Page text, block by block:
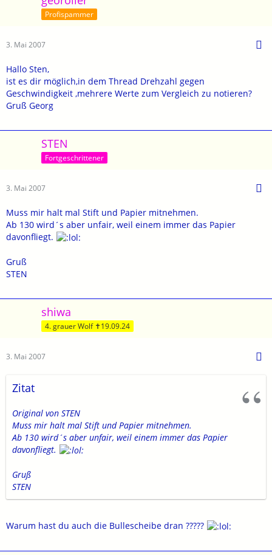
Profispammer
3. Mai 2007
Hallo Sten,
ist es dir möglich,in dem Thread Drehzahl gegen
Geschwindigkeit ,mehrere Werte zum Vergleich zu notieren?
Gruß Georg
STEN
Fortgeschrittener
3. Mai 2007
Muss mir halt mal Stift und Papier mitnehmen.
Ab 130 wird´s aber unfair, weil einem immer das Papier
davonfliegt.
Gruß
STEN
shiwa
4. grauer Wolf ✝19.09.24
3. Mai 2007
Zitat
Original von STEN
Muss mir halt mal Stift und Papier mitnehmen.
Ab 130 wird´s aber unfair, weil einem immer das Papier
davonfliegt.
Gruß
STEN
Warum hast du auch die Bullescheibe dran ?????